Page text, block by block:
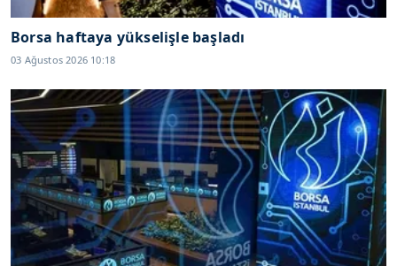
Borsa haftaya yükselişle başladı
03 Ağustos 2026 10:18